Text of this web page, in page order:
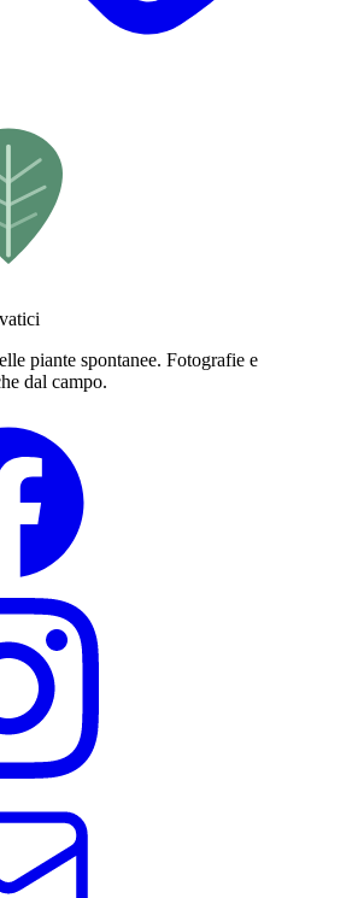
piante spontanee. Fotografie e
dal campo.